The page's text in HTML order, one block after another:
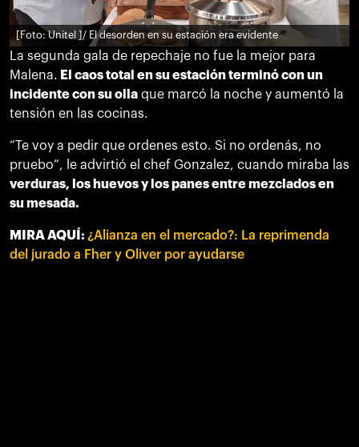
[Foto: Unitel ] / El desorden en su estación era evidente
La segunda gala de repechaje no fue la mejor para
Malena. El caos total en su estación terminó con un
incidente con su olla que marcó la noche y aumentó la
tensión en las cocinas.
“Te voy a pedir que ordenes esto. Si no ordenás, no
pruebo”, le advirtió el chef Gonzalez, cuando miraba las
verduras, los huevos y los panes entre mezclados en
su mesada.
MIRA AQUÍ: ¿Alianza en el mercado?: La reprimenda
del jurado a Fher y Oliver por ayudarse